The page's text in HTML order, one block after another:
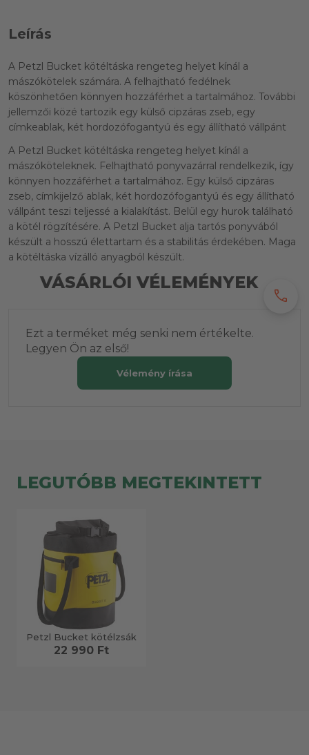
Leírás
A Petzl Bucket kötéltáska rengeteg helyet kínál a
mászókötelek számára. A felhajtható fedélnek
köszönhetően könnyen hozzáférhet a tartalmához. További
jellemzői közé tartozik egy külső cipzáras zseb, egy
címkeablak, két hordozófogantyú és egy állítható vállpánt
A Petzl Bucket kötéltáska rengeteg helyet kínál a
mászóköteleknek. Felhajtható ponyvazárral rendelkezik, így
könnyen hozzáférhet a tartalmához. Egy külső cipzáras
zseb, címkijelző ablak, két hordozófogantyú és egy állítható
vállpánt teszi teljessé a kialakítást. Belül egy hurok található
a kötél rögzítésére. A Petzl Bucket alja tartós ponyvából
készült a hosszú élettartam és a stabilitás érdekében. Maga
a kötéltáska vízálló anyagból készült.
VÁSÁRLÓI VÉLEMÉNYEK
Ezt a terméket még senki nem értékelte.
Legyen Ön az első!
Vélemény írása
LEGUTÓBB MEGTEKINTETT
Petzl Bucket kötélzsák
22 990 Ft
call